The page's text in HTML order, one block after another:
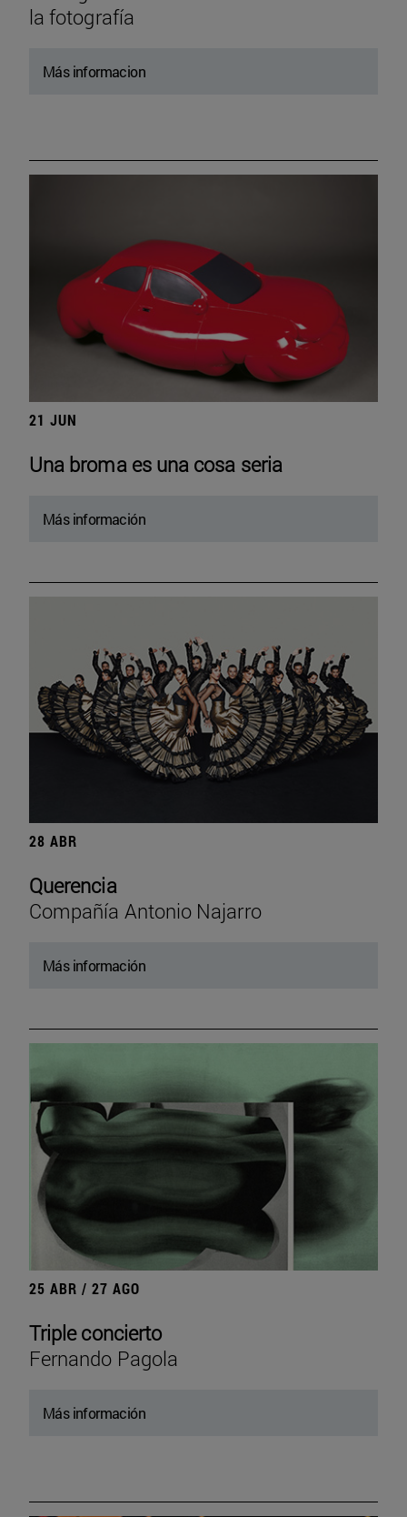
la fotografía
Más informacion
21 JUN
Una broma es una cosa seria
Más información
28 ABR
Querencia
Compañía Antonio Najarro
Más información
25 ABR / 27 AGO
Triple concierto
Fernando Pagola
Más información